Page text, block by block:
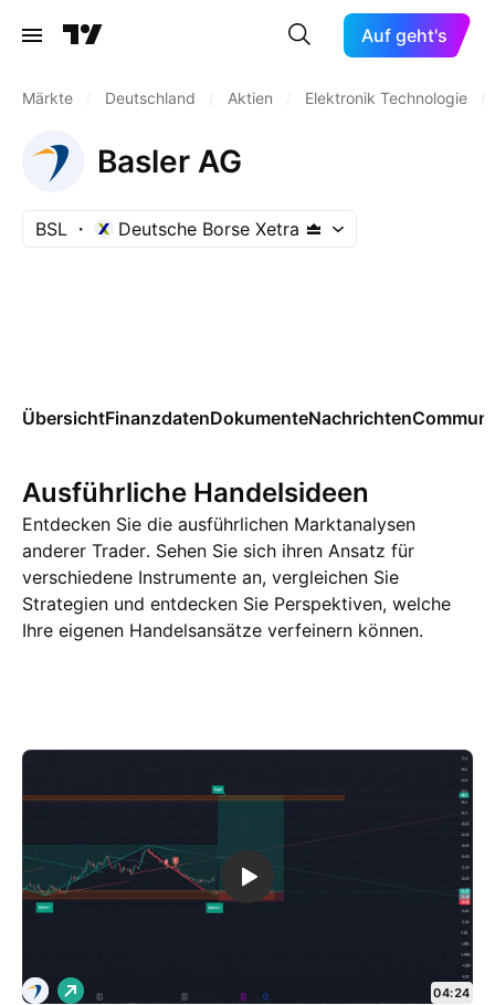
Auf geht's
Märkte Deutschland Aktien Elektronik Technologie
Basler AG
BSL Deutsche Borse Xetra
ÜbersichtFinanzdatenDokumenteNachrichten
Ausführliche Handelsideen
Entdecken Sie die ausführlichen Marktanalysen
anderer Trader. Sehen Sie sich ihren Ansatz für
verschiedene Instrumente an, vergleichen Sie
Strategien und entdecken Sie Perspektiven, welche
Ihre eigenen Handelsansätze verfeinern können.
L
04:24